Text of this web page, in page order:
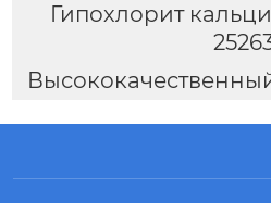
Гипохлорит